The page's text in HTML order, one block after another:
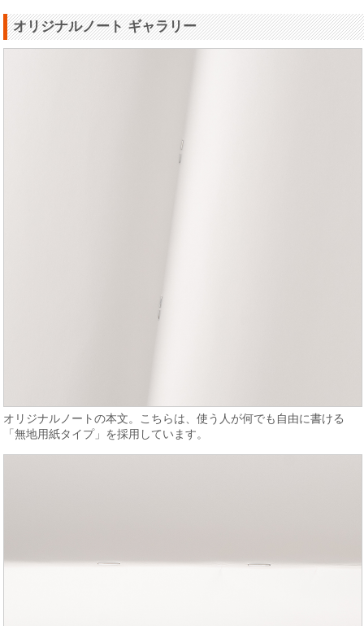
オリジナルノート ギャラリー
オリジナルノートの本文。こちらは、使う人が何でも自由に書ける
「無地用紙タイプ」を採用しています。